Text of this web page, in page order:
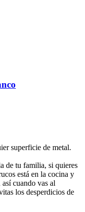
superficie de metal.
de tu familia, si quieres
está en la cocina y
así cuando vas al
los desperdicios de